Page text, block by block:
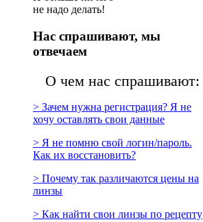
не надо делать!
Нас спрашивают, мы
отвечаем
О чем нас спрашивают:
> Зачем нужна регистрация? Я не
хочу оставлять свои данные
> Я не помню свой логин/пароль.
Как их восстановить?
> Почему так различаются цены на
линзы
> Как найти свои линзы по рецепту